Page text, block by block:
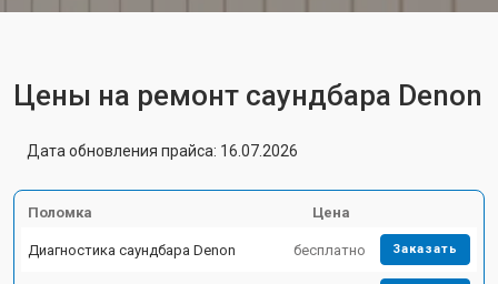
Цены на ремонт саундбара Denon
Дата обновления прайса: 16.07.2026
Поломка Цена
Диагностика саундбара Denon бесплатно Заказать